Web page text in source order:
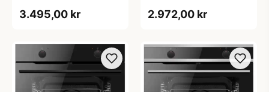
3.495,00 kr 2.972,00 kr